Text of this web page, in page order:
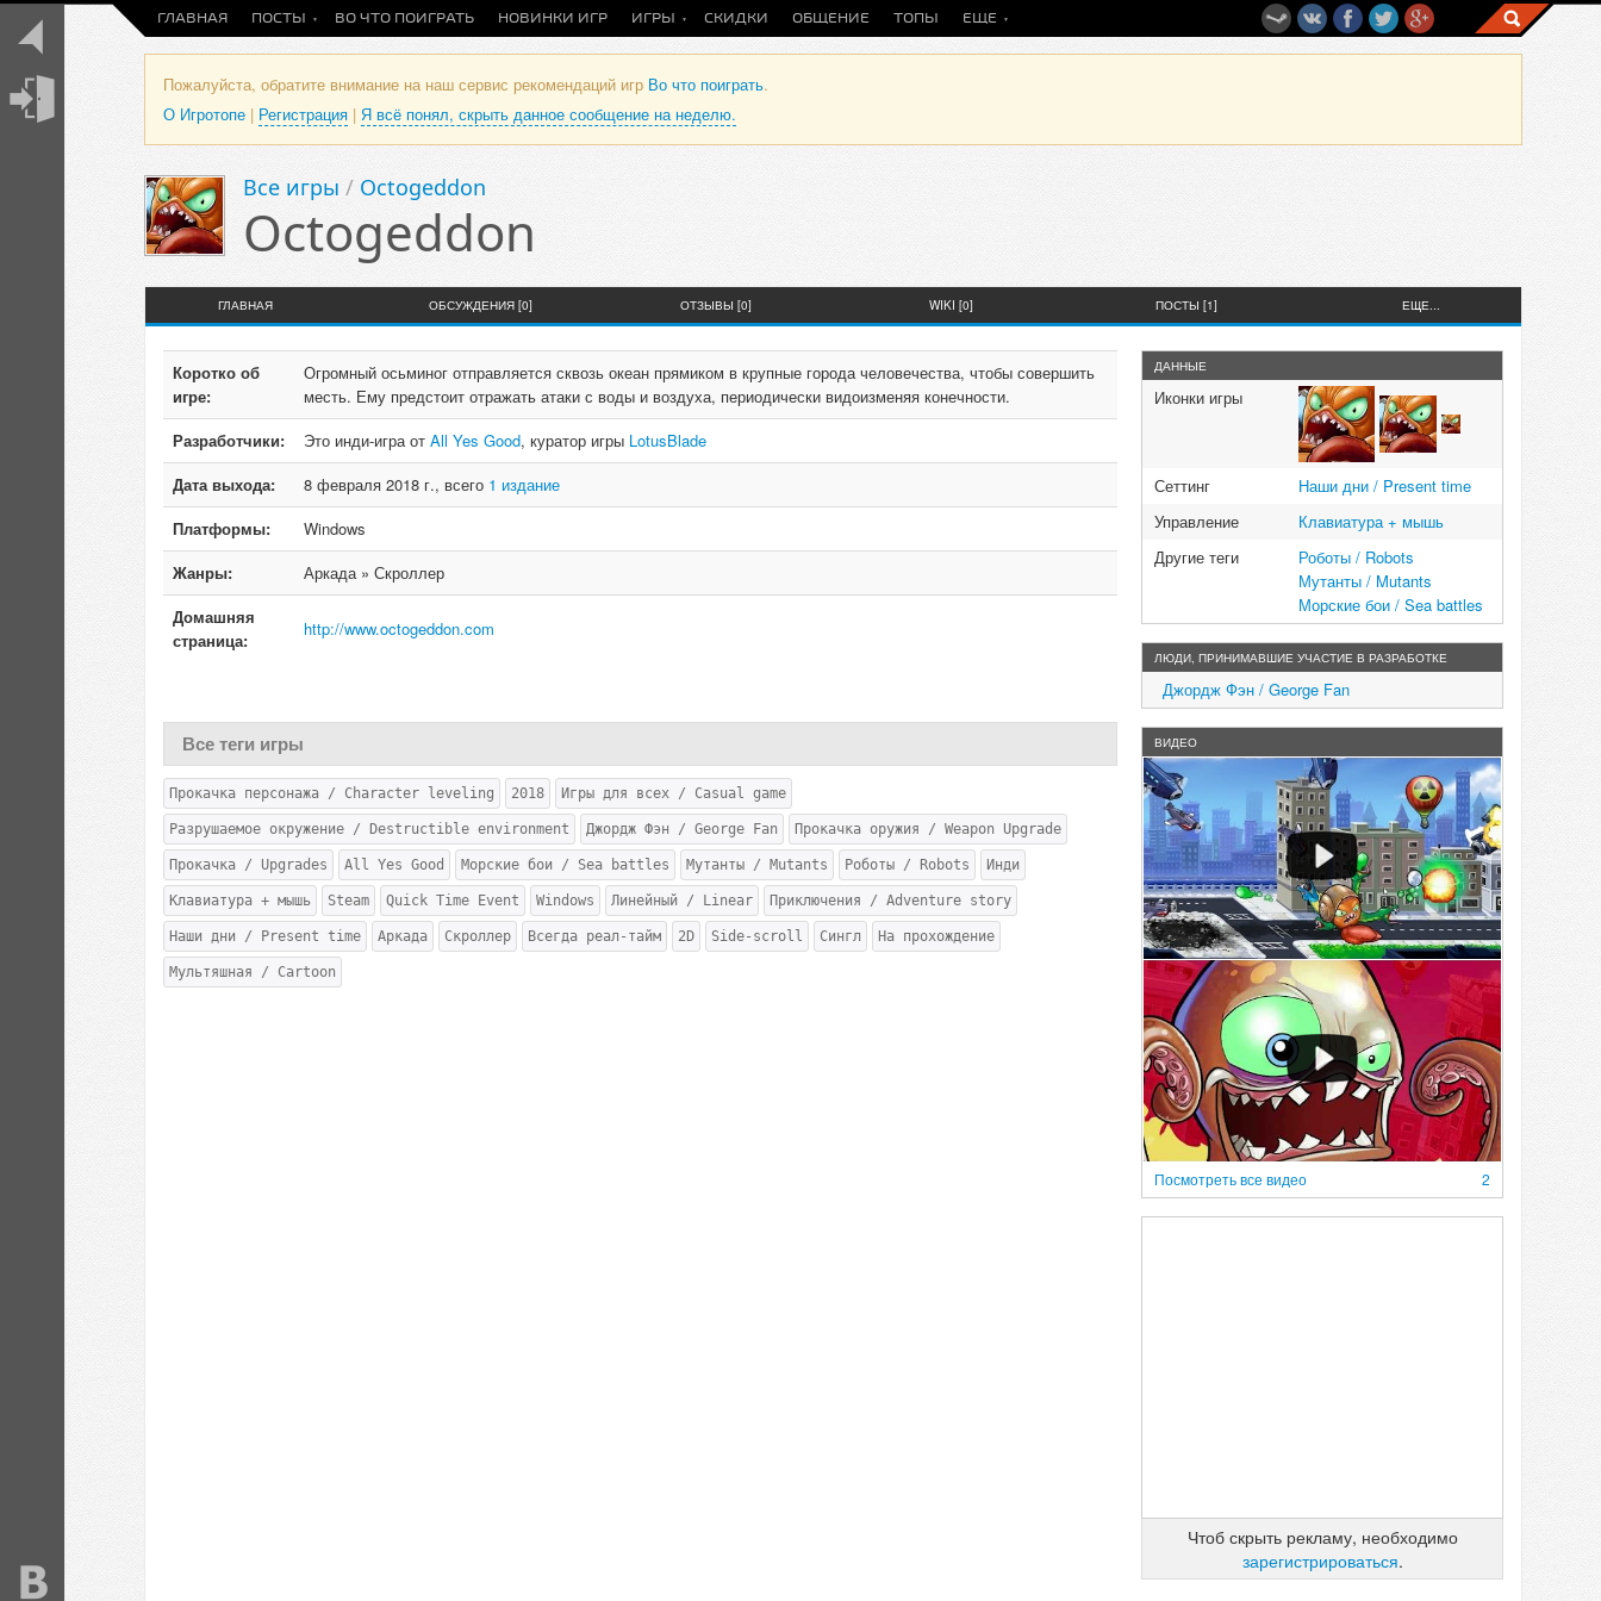
ГЛАВНАЯ ПОСТЫ ВО ЧТО ПОИГРАТЬ НОВИНКИ ИГР ИГРЫ СКИДКИ ОБЩЕНИЕ ТОПЫ ЕЩЕ
Пожалуйста, обратите внимание на наш сервис рекомендаций игр Во что поиграть.
О Игротопе | Регистрация | Я всё понял, скрыть данное сообщение на неделю.
Все игры / Octogeddon
Octogeddon
ГЛАВНАЯ ОБСУЖДЕНИЯ [0] ОТЗЫВЫ [0] WIKI [0] ПОСТЫ [1] ЕЩЕ...
Коротко об
игре:
Огромный осьминог отправляется сквозь океан прямиком в крупные города человечества, чтобы совершить
месть. Ему предстоит отражать атаки с воды и воздуха, периодически видоизменяя конечности.
Разработчики:
Это инди-игра от All Yes Good, куратор игры LotusBlade
Дата выхода:
8 февраля 2018 г., всего 1 издание
Платформы:
Windows
Жанры:
Аркада » Скроллер
Домашняя
страница:
http://www.octogeddon.com
Все теги игры
Прокачка персонажа / Character leveling 2018 Игры для всех / Casual game
Разрушаемое окружение / Destructible environment Джордж Фэн / George Fan Прокачка оружия / Weapon Upgrade
Прокачка / Upgrades All Yes Good Морские бои / Sea ​​battles Мутанты / Mutants Роботы / Robots Инди
Клавиатура + мышь Steam Quick Time Event Windows Линейный / Linear Приключения / Adventure story
Наши дни / Present time Аркада Скроллер Всегда реал-тайм 2D Side-scroll Сингл На прохождение
Мультяшная / Cartoon
ДАННЫЕ
Иконки игры
Сеттинг
Наши дни / Present time
Управление
Клавиатура + мышь
Другие теги
Роботы / Robots
Мутанты / Mutants
Морские бои / Sea ​​battles
ЛЮДИ, ПРИНИМАВШИЕ УЧАСТИЕ В РАЗРАБОТКЕ
Джордж Фэн / George Fan
ВИДЕО
Посмотреть все видео 2
Чтоб скрыть рекламу, необходимо
зарегистрироваться.